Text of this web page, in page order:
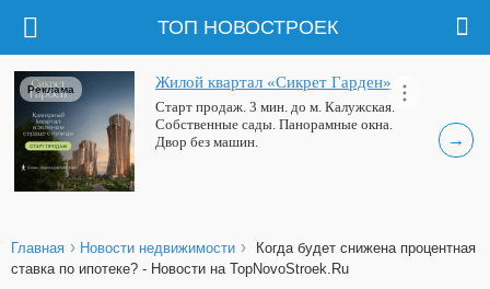
ТОП НОВОСТРОЕК
→
Жилой квартал «Сикрет Гарден»
Старт продаж. 3 мин. до м. Калужская.
Собственные сады. Панорамные окна.
Двор без машин.
Реклама
Главная › Новости недвижимости ›
Когда будет снижена процентная
ставка по ипотеке? - Новости на TopNovoStroek.Ru